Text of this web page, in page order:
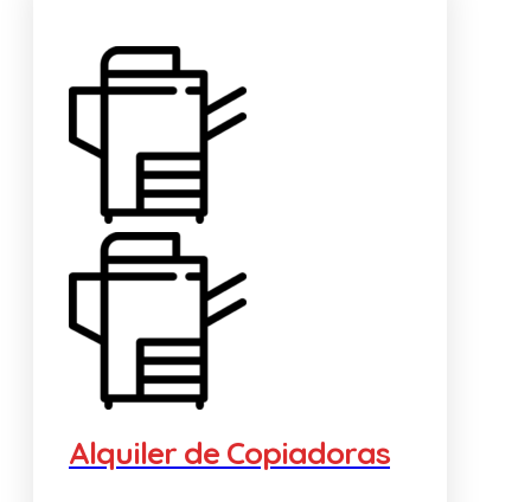
Alquiler de Copiadoras